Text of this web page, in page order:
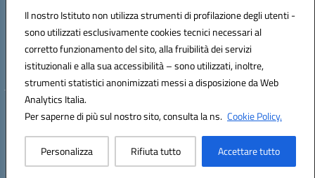
Il nostro Istituto non utilizza strumenti di profilazione degli utenti -
sono utilizzati esclusivamente cookies tecnici necessari al
corretto funzionamento del sito, alla fruibilità dei servizi
istituzionali e alla sua accessibilità – sono utilizzati, inoltre,
strumenti statistici anonimizzati messi a disposizione da Web
Analytics Italia.
Per saperne di più sul nostro sito, consulta la ns. Cookie Policy.
Personalizza Rifiuta tutto Accettare tutto
Codice fiscale: 82000940807
Codice meccanografico:RCIC84800T
Codice Indice delle Pubbliche Amministrazioni (IPA): istsc_rcic84800t
Codice unico di fatturazione (CUF): UF3A7N
Hosting & Powered by 3D Solution S.r.l.
Concept & Design by Designers Italia